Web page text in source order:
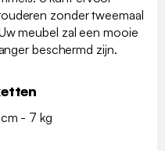
zonder tweemaal
meubel zal een mooie
beschermd zijn.
- 7 kg